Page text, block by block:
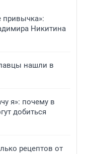
привычка»:
Никитина
нашли в
я»: почему в
добиться
рецептов от